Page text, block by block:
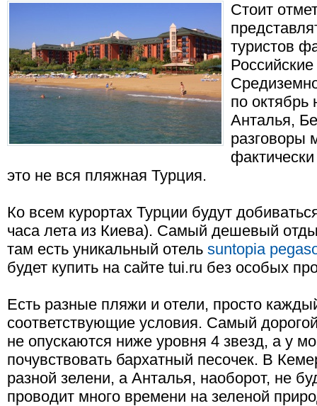
Стоит
туристов
по октябрь
Анталья,
разговоры
это не вся пляжная Турция.
Ко всем курортах Турции будут
часа лета из Киева). Самый дешевый
там есть уникальный отель suntopia
будет купить на сайте tui.ru без особых
Есть разные пляжи и отели, просто
соответствующие условия. Самый
не опускаются ниже уровня 4 звезд, а у
почувствовать бархатный песочек. В
разной зелени, а Анталья, наоборот, не
проводит много времени на зеленой